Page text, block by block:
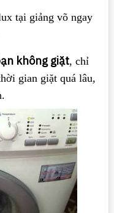
tại giảng võ ngay
không giặt, chỉ
gian giặt quá lâu,